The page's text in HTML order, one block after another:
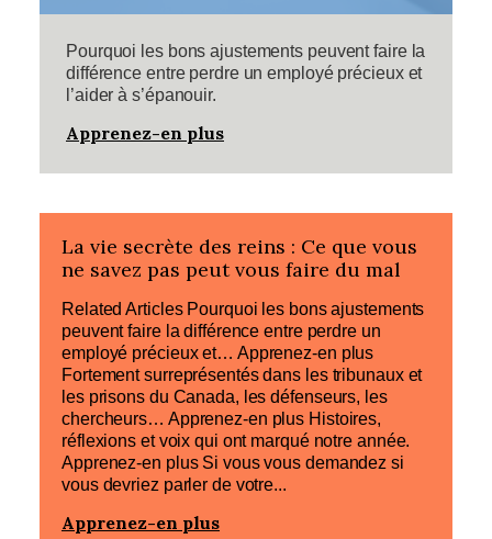
Pourquoi les bons ajustements peuvent faire la
différence entre perdre un employé précieux et
l’aider à s’épanouir.
Apprenez-en plus
La vie secrète des reins : Ce que vous
ne savez pas peut vous faire du mal
Related Articles Pourquoi les bons ajustements
peuvent faire la différence entre perdre un
employé précieux et… Apprenez-en plus
Fortement surreprésentés dans les tribunaux et
les prisons du Canada, les défenseurs, les
chercheurs… Apprenez-en plus Histoires,
réflexions et voix qui ont marqué notre année.
Apprenez-en plus Si vous vous demandez si
vous devriez parler de votre...
Apprenez-en plus